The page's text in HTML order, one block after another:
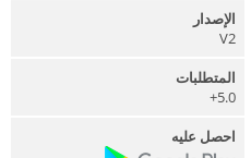
الإصدار
V2
المتطلبات
5.0+
احصل عليه